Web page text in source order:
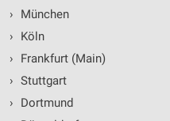
›
München
›
Köln
›
Frankfurt (Main)
› Stuttgart
›
Dortmund